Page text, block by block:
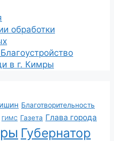
обработки
в г. Кимры
Благотворительность
ГИМС Газета Глава города
Губернатор